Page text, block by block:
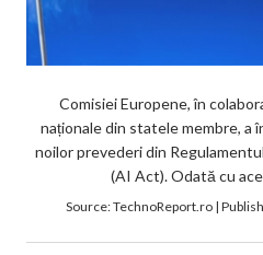
Comisiei Europene, în
naționale din statele membre, a
noilor prevederi din
(AI Act). Odată cu
Source:TechnoReport.ro|